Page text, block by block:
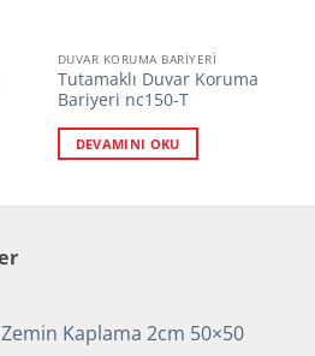
DUVAR KORUMA BARIYERI
Tutamaklı Duvar Koruma
Bariyeri nc150-T
DEVAMINI OKU
Kaplama 2cm 50×50